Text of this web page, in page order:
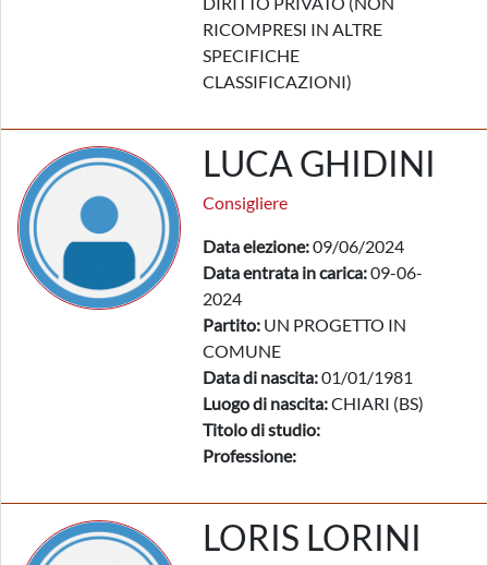
RICOMPRESI IN ALTRE
SPECIFICHE
CLASSIFICAZIONI)
LUCA GHIDINI
Consigliere
Data elezione:09/06/2024
Data entrata in carica:09-06-
2024
Partito: UN PROGETTO IN
COMUNE
Data di nascita:01/01/1981
Luogo di nascita:CHIARI (BS)
Titolo di studio:
Professione:
LORIS LORINI